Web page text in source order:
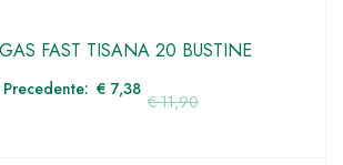
FAST TISANA 20 BUSTINE
€11,90
€ 7,38